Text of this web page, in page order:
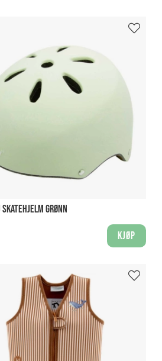
SKATEHJELM GRØNN
Kjøp